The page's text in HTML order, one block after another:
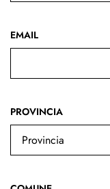
EMAIL
PROVINCIA
Provincia